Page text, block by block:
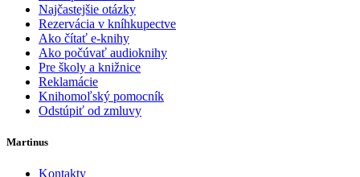
Najčastejšie otázky
Rezervácia v kníhkupectve
Ako čítať e-knihy
Ako počúvať audioknihy
Pre školy a knižnice
Reklamácie
Knihomoľský pomocník
Odstúpiť od zmluvy
Martinus
Kontakty